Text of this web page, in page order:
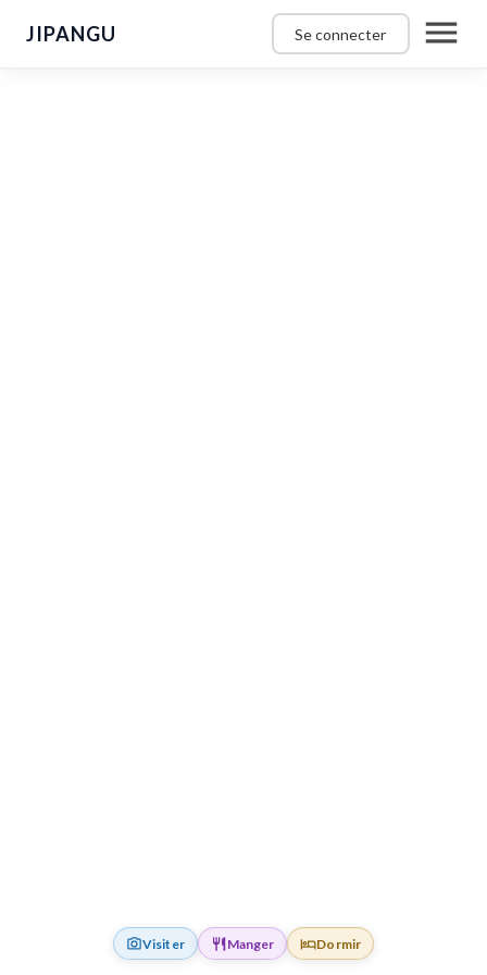
JIPANGU Se connecter
Visiter Manger Dormir